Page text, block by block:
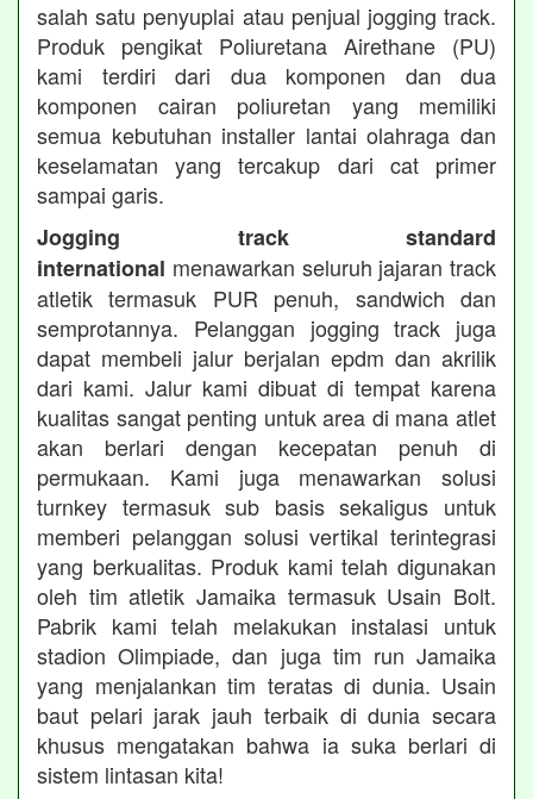
salah satu penyuplai atau penjual jogging track.
Produk pengikat Poliuretana Airethane (PU)
kami terdiri dari dua komponen dan dua
komponen cairan poliuretan yang memiliki
semua kebutuhan installer lantai olahraga dan
keselamatan yang tercakup dari cat primer
sampai garis.
Jogging track standard
international menawarkan seluruh jajaran track
atletik termasuk PUR penuh, sandwich dan
semprotannya. Pelanggan jogging track juga
dapat membeli jalur berjalan epdm dan akrilik
dari kami. Jalur kami dibuat di tempat karena
kualitas sangat penting untuk area di mana atlet
akan berlari dengan kecepatan penuh di
permukaan. Kami juga menawarkan solusi
turnkey termasuk sub basis sekaligus untuk
memberi pelanggan solusi vertikal terintegrasi
yang berkualitas. Produk kami telah digunakan
oleh tim atletik Jamaika termasuk Usain Bolt.
Pabrik kami telah melakukan instalasi untuk
stadion Olimpiade, dan juga tim run Jamaika
yang menjalankan tim teratas di dunia. Usain
baut pelari jarak jauh terbaik di dunia secara
khusus mengatakan bahwa ia suka berlari di
sistem lintasan kita!